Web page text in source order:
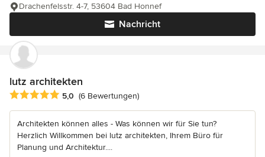
Nachricht
Drachenfelsstr. 4-7, 53604 Bad Honnef
lutz architekten
Durchschnittliche Bewertung: 5 von 5 Sternen
5,0 (6 Bewertungen)
Architekten können alles - Was können wir für Sie tun?
Herzlich Willkommen bei lutz architekten, Ihrem Büro für
Planung und Architektur....